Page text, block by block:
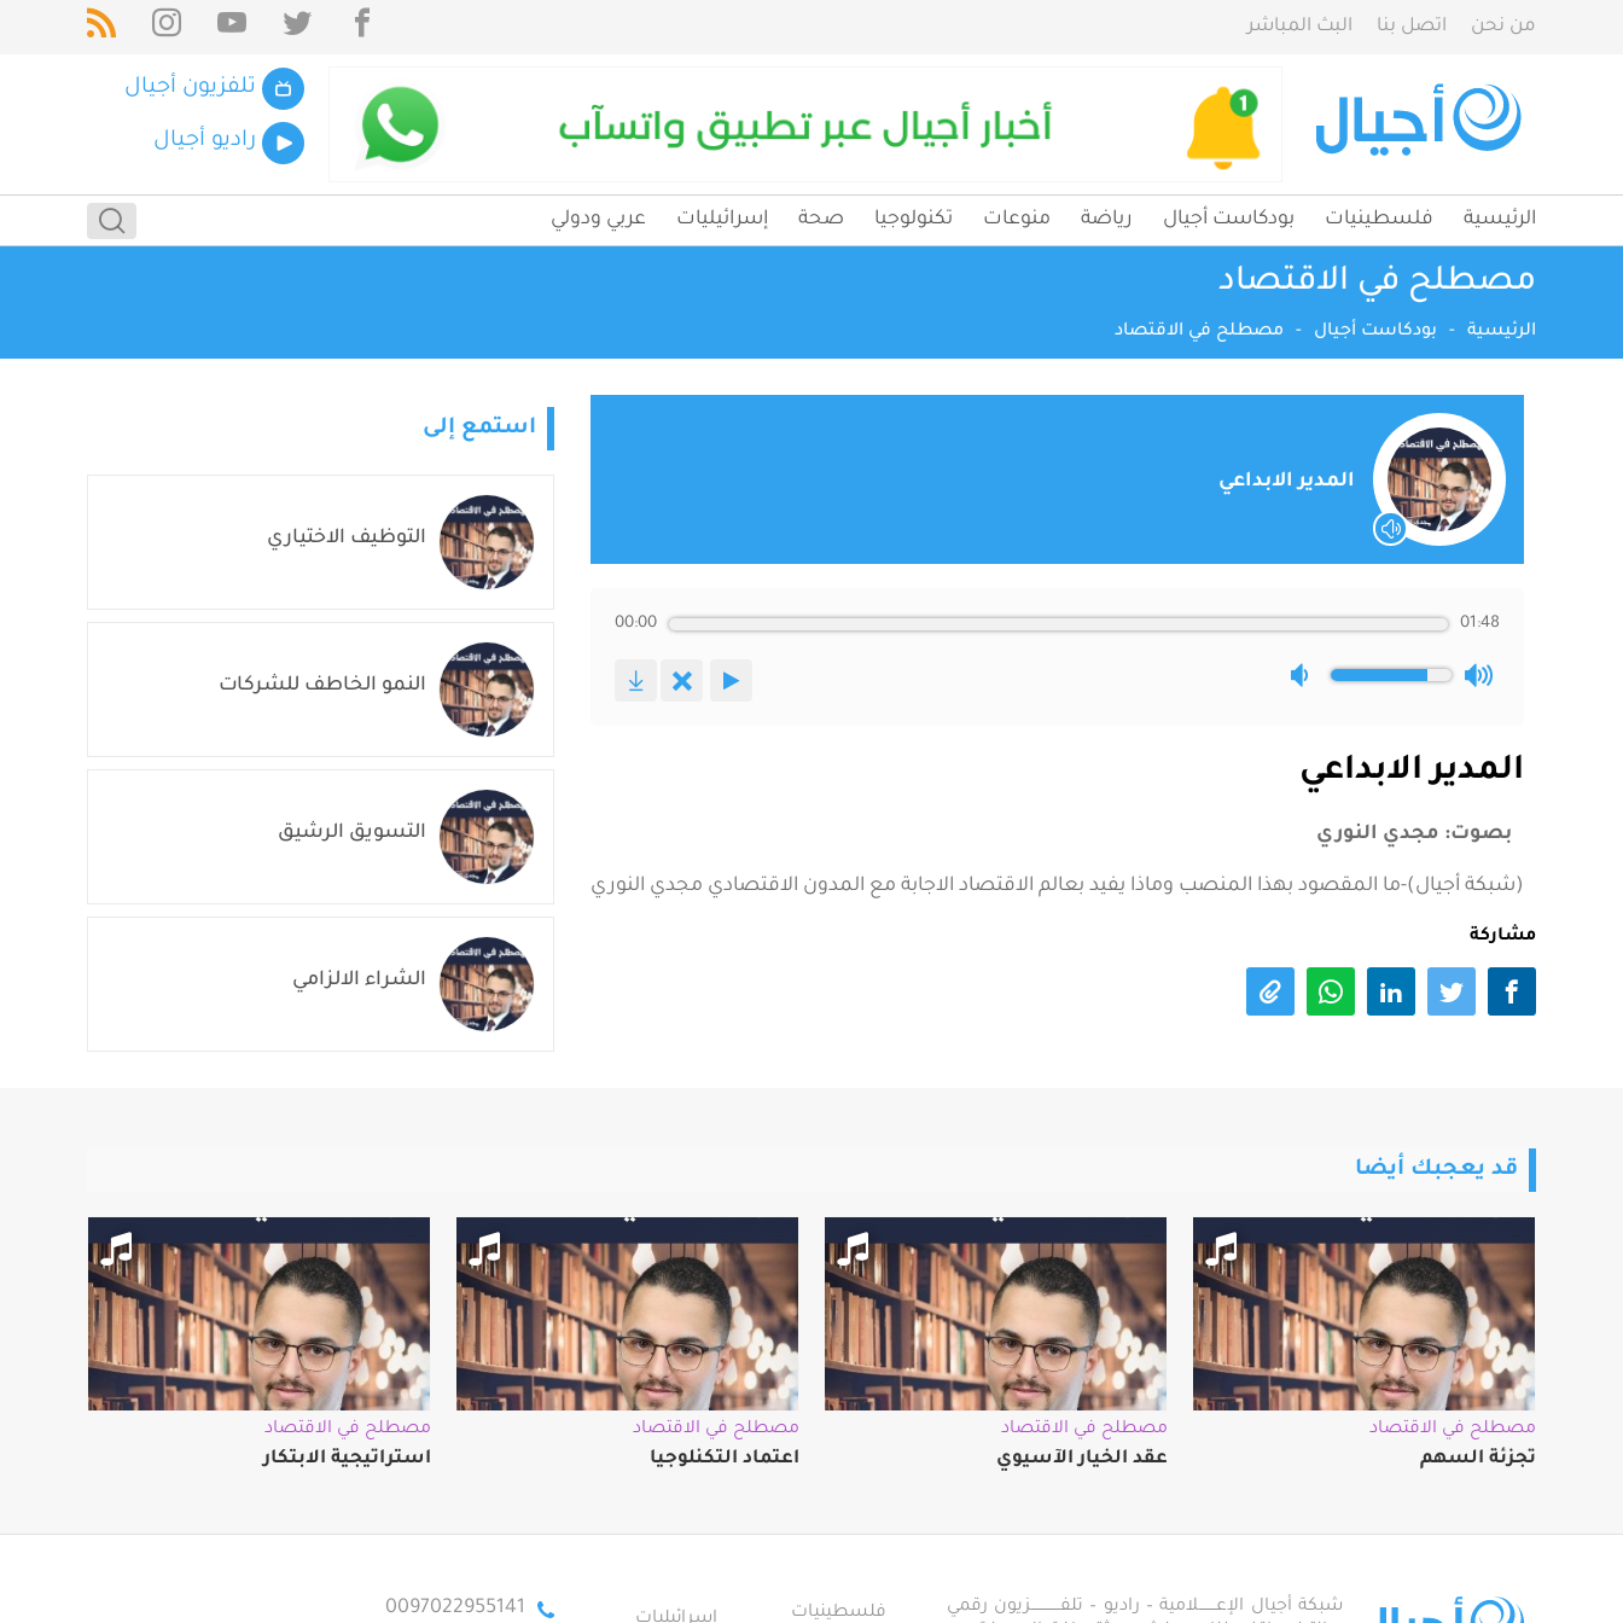
من نحن اتصل بنا البث المباشر
تلفزيون أجيال
راديو أجيال
الرئيسية فلسطينيات بودكاست أجيال رياضة منوعات تكنولوجيا صحة إسرائيليات عربي ودولي
مصطلح في الاقتصاد
الرئيسية - بودكاست أجيال - مصطلح في الاقتصاد
المدير الابداعي
00:00 01:48
المدير الابداعي
بصوت: مجدي النوري
(شبكة أجيال)-ما المقصود بهذا المنصب وماذا يفيد بعالم الاقتصاد الاجابة مع المدون الاقتصادي مجدي النوري
مشاركة
استمع إلى
التوظيف الاختياري
النمو الخاطف للشركات
التسويق الرشيق
الشراء الالزامي
قد يعجبك أيضا
مصطلح في الاقتصاد
تجزئة السهم
مصطلح في الاقتصاد
عقد الخيار الآسيوي
مصطلح في الاقتصاد
اعتماد التكنلوجيا
مصطلح في الاقتصاد
استراتيجية الابتكار
شبكة أجيال الإعـــــــلامية – راديو – تلفــــــــــــزيون رقمي
فلسطينيات 0097022955141